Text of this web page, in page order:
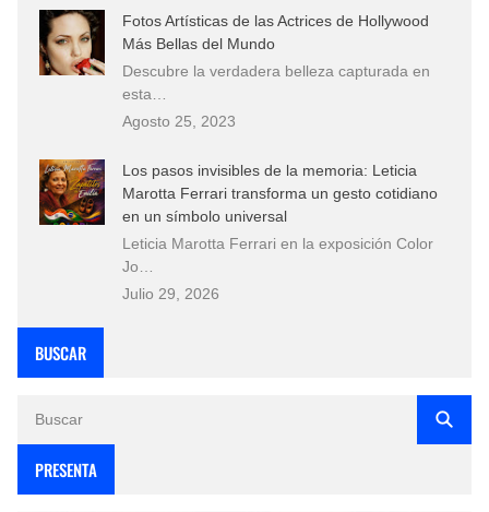
Fotos Artísticas de las Actrices de Hollywood
Más Bellas del Mundo
Descubre la verdadera belleza capturada en
esta…
Agosto 25, 2023
Los pasos invisibles de la memoria: Leticia
Marotta Ferrari transforma un gesto cotidiano
en un símbolo universal
Leticia Marotta Ferrari en la exposición Color
Jo…
Julio 29, 2026
BUSCAR
PRESENTA